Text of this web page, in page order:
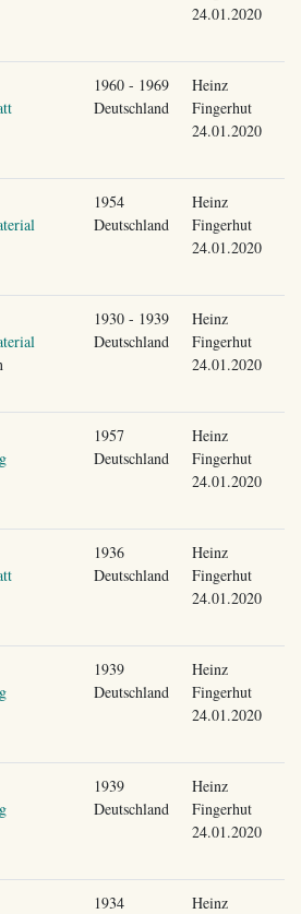
24.01.2020
1960 - 1969
Deutschland
Heinz
Fingerhut
24.01.2020
1954
Deutschland
Heinz
Fingerhut
24.01.2020
1930 - 1939
Deutschland
Heinz
Fingerhut
24.01.2020
1957
Deutschland
Heinz
Fingerhut
24.01.2020
1936
Deutschland
Heinz
Fingerhut
24.01.2020
1939
Deutschland
Heinz
Fingerhut
24.01.2020
1939
Deutschland
Heinz
Fingerhut
24.01.2020
1934
Heinz